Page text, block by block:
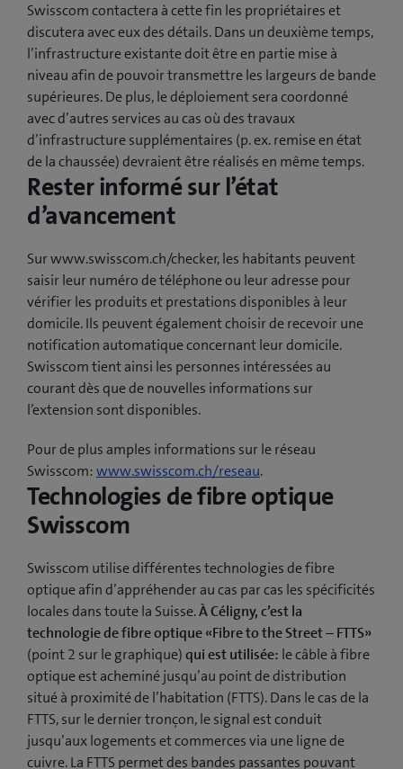
Swisscom contactera à cette fin les propriétaires et
discutera avec eux des détails. Dans un deuxième temps,
l’infrastructure existante doit être en partie mise à
niveau afin de pouvoir transmettre les largeurs de bande
supérieures. De plus, le déploiement sera coordonné
avec d’autres services au cas où des travaux
d’infrastructure supplémentaires (p. ex. remise en état
de la chaussée) devraient être réalisés en même temps.
Rester informé sur l’état
d’avancement
Sur www.swisscom.ch/checker, les habitants peuvent
saisir leur numéro de téléphone ou leur adresse pour
vérifier les produits et prestations disponibles à leur
domicile. Ils peuvent également choisir de recevoir une
notification automatique concernant leur domicile.
Swisscom tient ainsi les personnes intéressées au
courant dès que de nouvelles informations sur
l’extension sont disponibles.
Pour de plus amples informations sur le réseau
Swisscom: www.swisscom.ch/reseau.
Technologies de fibre optique
Swisscom
Swisscom utilise différentes technologies de fibre
optique afin d’appréhender au cas par cas les spécificités
locales dans toute la Suisse.À Céligny, c’est la
technologie de fibre optique «Fibre to the Street – FTTS»
(point 2 sur le graphique)qui est utilisée: le câble à fibre
optique est acheminé jusqu’au point de distribution
situé à proximité de l’habitation (FTTS). Dans le cas de la
FTTS, sur le dernier tronçon, le signal est conduit
jusqu’aux logements et commerces via une ligne de
cuivre. La FTTS permet des bandes passantes pouvant